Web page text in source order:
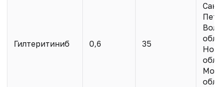
Гилтеритиниб 0,6 35
обл.,
обл.